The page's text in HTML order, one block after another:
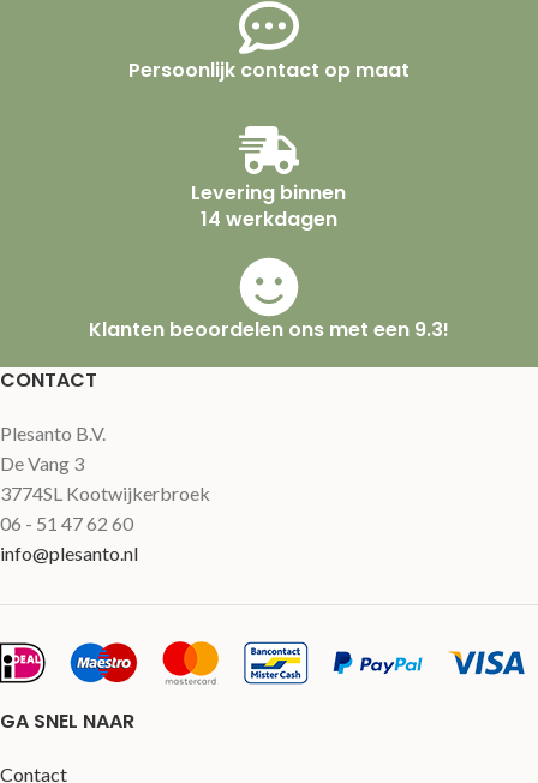
Persoonlijk contact op maat
Levering binnen
14 werkdagen
Klanten beoordelen ons met een 9.3!
CONTACT
Plesanto B.V.
De Vang 3
3774SL Kootwijkerbroek
06 - 51 47 62 60
info@plesanto.nl
GA SNEL NAAR
Contact